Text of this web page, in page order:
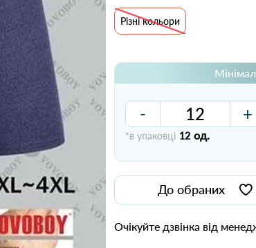
Різні кольори
- +
*в упаковці 12 од.
До обраних
Очікуйте дзвінка від